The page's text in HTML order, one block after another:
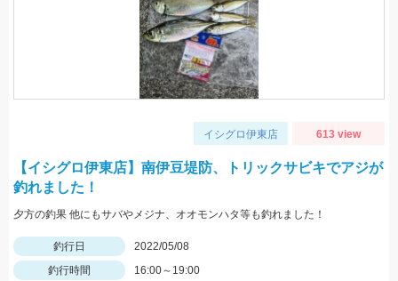
イシグロ伊東店 613 view
【イシグロ伊東店】南伊豆堤防、トリックサビキでアジが
釣れました！
夕方の釣果 他にもサバやメジナ、オオモンハタ等も釣れました！
釣行日
2022/05/08
釣行時間
16:00～19:00